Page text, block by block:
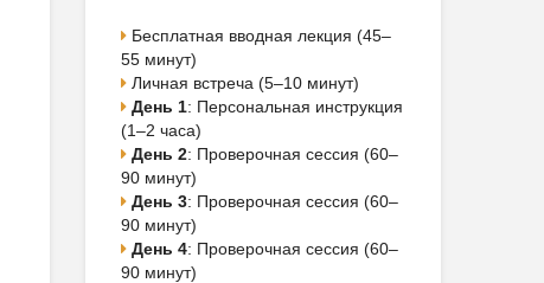
Бесплатная вводная лекция (45–
55 минут)
Личная встреча (5–10 минут)
День 1: Персональная инструкция
(1–2 часа)
День 2: Проверочная сессия (60–
90 минут)
День 3: Проверочная сессия (60–
90 минут)
День 4: Проверочная сессия (60–
90 минут)